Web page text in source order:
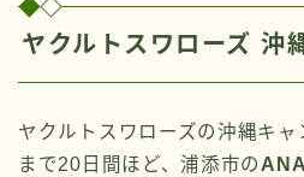
ヤクルトスワローズ 沖
ヤクルトスワローズの沖縄キ
まで20日間ほど、浦添市の